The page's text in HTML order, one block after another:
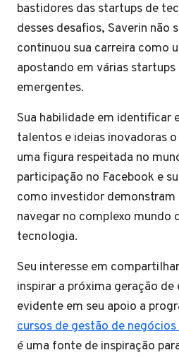
bastidores das startups de
desses desafios, Saverin não
continuou sua carreira como
apostando em várias startups
emergentes.
Sua habilidade em identificar
talentos e ideias inovadoras
uma figura respeitada no
participação no Facebook e
como investidor demonstram
navegar no complexo mundo
tecnologia.
Seu interesse em
inspirar a próxima geração de
evidente em seu apoio a
cursos de gestão de
é uma fonte de inspiração